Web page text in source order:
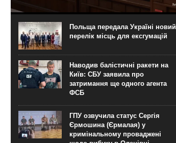
Колишній посолці України у США Ользі
Стефанішиній обрали запобіжний захід – заставу
розміром 6 мільйонів гривень в межах справи
про незаконне збагачення. Про це зранку 6
серпня повідомляє “Громадське”....
Польща передала Україні новий
перелік місць для ексгумацій
Наводив балістичні ракети на
Київ: СБУ заявила про
затримання ще одного агента
ФСБ
ГПУ озвучила статус Сергія
Єрмошина (Єрмалая) у
кримінальному проваджені